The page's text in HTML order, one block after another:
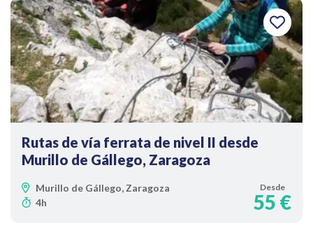
Rutas de vía ferrata de nivel II desde
Murillo de Gállego, Zaragoza
Murillo de Gállego, Zaragoza
4h
Desde
55 €